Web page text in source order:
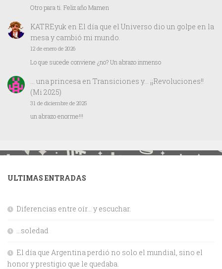
Otro para ti. Feliz año Mamen
KATREyuken El día que el Universo dio un golpe en la
mesa y cambió mi mundo.
12 de enero de 2026
Lo que sucede conviene ¿no? Un abrazo inmenso
… una princesaen Transiciones y… ¡¡Revoluciones!!
(Mi 2025)
31 de diciembre de 2025
un abrazo enorme!!!
ULTIMAS ENTRADAS
Diferencias entre oír… y escuchar.
…soledad
El día que Argentina perdió no solo el mundial, sino el
honor y prestigio que le quedaba.